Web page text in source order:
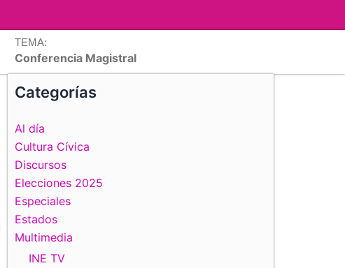
TEMA:
Conferencia Magistral
Categorías
Al día
Cultura Cívica
Discursos
Elecciones 2025
Especiales
Estados
Multimedia
INE TV